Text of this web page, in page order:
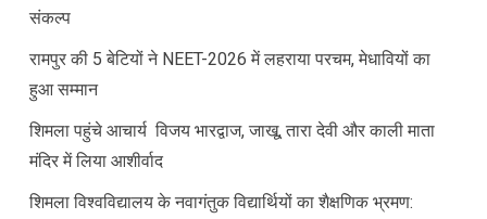
संकल्प
रामपुर की 5 बेटियों ने NEET-2026 में लहराया परचम, मेधावियों का
हुआ सम्मान
शिमला पहुंचे आचार्य विजय भारद्वाज, जाखू, तारा देवी और काली माता
मंदिर में लिया आशीर्वाद
शिमला विश्वविद्यालय के नवागंतुक विद्यार्थियों का शैक्षणिक भ्रमण: